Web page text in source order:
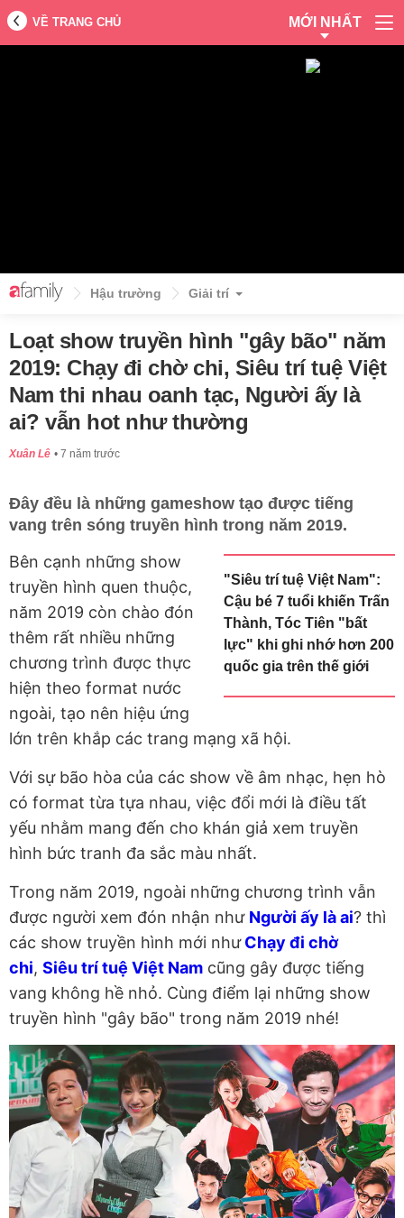
VỀ TRANG CHỦ MỚI NHẤT
Hậu trường Giải trí
Loạt show truyền hình "gây bão" năm
2019: Chạy đi chờ chi, Siêu trí tuệ Việt
Nam thi nhau oanh tạc, Người ấy là
ai? vẫn hot như thường
Xuân Lê 7 năm trước
Đây đều là những gameshow tạo được tiếng
vang trên sóng truyền hình trong năm 2019.
"Siêu trí tuệ Việt Nam":
Cậu bé 7 tuổi khiến Trấn
Thành, Tóc Tiên "bất
lực" khi ghi nhớ hơn 200
quốc gia trên thế giới
Bên cạnh những show
truyền hình quen thuộc,
năm 2019 còn chào đón
thêm rất nhiều những
chương trình được thực
hiện theo format nước
ngoài, tạo nên hiệu ứng
lớn trên khắp các trang mạng xã hội.
Với sự bão hòa của các show về âm nhạc, hẹn hò
có format từa tựa nhau, việc đổi mới là điều tất
yếu nhằm mang đến cho khán giả xem truyền
hình bức tranh đa sắc màu nhất.
Trong năm 2019, ngoài những chương trình vẫn
được người xem đón nhận như Người ấy là ai? thì
các show truyền hình mới như Chạy đi chờ
chi, Siêu trí tuệ Việt Nam cũng gây được tiếng
vang không hề nhỏ. Cùng điểm lại những show
truyền hình "gây bão" trong năm 2019 nhé!